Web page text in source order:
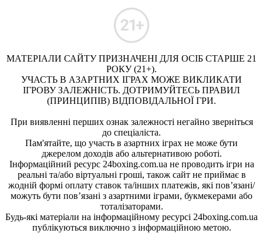
МАТЕРІАЛИ САЙТУ ПРИЗНАЧЕНІ ДЛЯ ОСІБ СТАРШЕ 21
РОКУ (21+).
УЧАСТЬ В АЗАРТНИХ ІГРАХ МОЖЕ ВИКЛИКАТИ
ІГРОВУ ЗАЛЕЖНІСТЬ. ДОТРИМУЙТЕСЬ ПРАВИЛ
(ПРИНЦИПІВ) ВІДПОВІДАЛЬНОЇ ГРИ.
При виявленні перших ознак залежності негайно зверніться
до спеціаліста.
Пам'ятайте, що участь в азартних іграх не може бути
джерелом доходів або альтернативою роботі.
Інформаційний ресурс 24boxing.com.ua не проводить ігри на
реальні та/або віртуальні гроші, також сайт не приймає в
жодній формі оплату ставок та/інших платежів, які пов’язані/
можуть бути пов’язані з азартними іграми, букмекерами або
тоталізаторами.
Будь-які матеріали на інформаційному ресурсі 24boxing.com.ua
публікуються виключно з інформаційною метою.